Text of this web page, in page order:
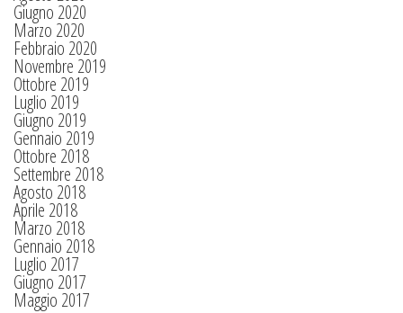
Giugno 2020
Marzo 2020
Febbraio 2020
Novembre 2019
Ottobre 2019
Luglio 2019
Giugno 2019
Gennaio 2019
Ottobre 2018
Settembre 2018
Agosto 2018
Aprile 2018
Marzo 2018
Gennaio 2018
Luglio 2017
Giugno 2017
Maggio 2017